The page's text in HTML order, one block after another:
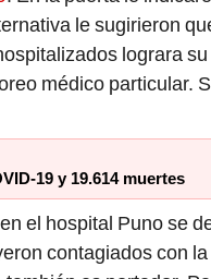
le sugirieron
lograra
médico particular.
19 y 19.614 muertes
el hospital Puno se
contagiados con la
es portador.